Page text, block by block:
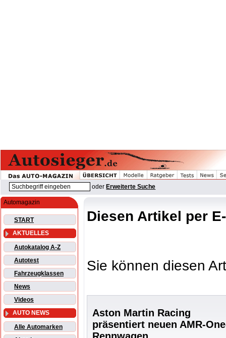
oder Erweiterte Suche
Automagazin
START
AKTUELLES
Autokatalog A-Z
Autotest
Fahrzeugklassen
News
Videos
AUTO NEWS
Alle Automarken
Diesen Artikel per
Sie können diesen
Aston Martin Racing
präsentiert neuen AMR-